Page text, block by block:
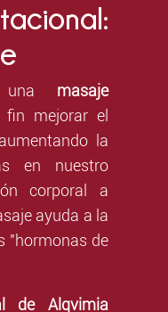
una masaje
mejorar el
la
en nuestro
corporal a
ayuda a la
"hormonas de
de Alqvimia